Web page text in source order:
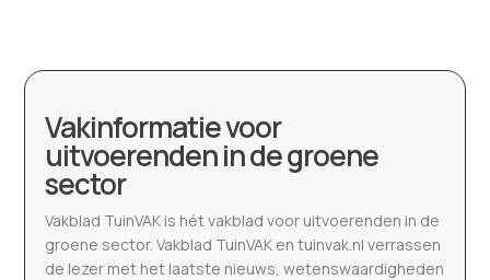
Vakinformatie voor
uitvoerenden in de groene
sector
Vakblad TuinVAK is hét vakblad voor uitvoerenden in de
groene sector. Vakblad TuinVAK en tuinvak.nl verrassen
de lezer met het laatste nieuws, wetenswaardigheden